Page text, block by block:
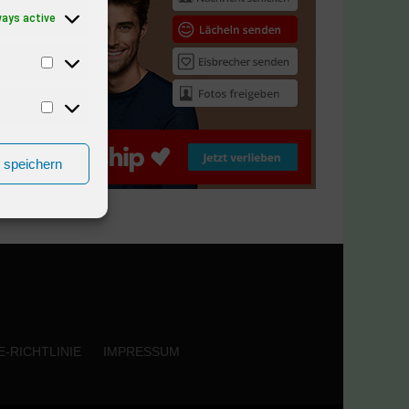
active
speichern
RICHTLINIE IMPRESSUM